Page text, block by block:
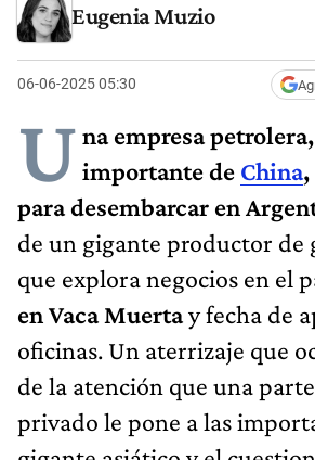
Eugenia Muzio
06-06-2025 05:30
U na empresa
importante de China,
para desembarcar en
de un gigante productor de
que explora negocios en el
en Vaca Muertay fecha de
oficinas. Un aterrizaje que
de la atención que una
privado le pone a las